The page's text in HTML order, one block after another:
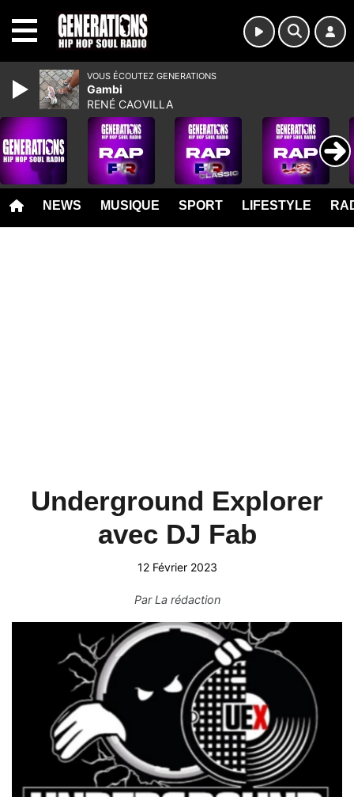
NEWS MUSIQUE SPORT LIFESTYLE
Underground Explorer
avec DJ Fab
12 Février 2023
ParLa rédaction
VOUS ÉCOUTEZ GENERATIONS
Gambi
RENÉ CAOVILLA